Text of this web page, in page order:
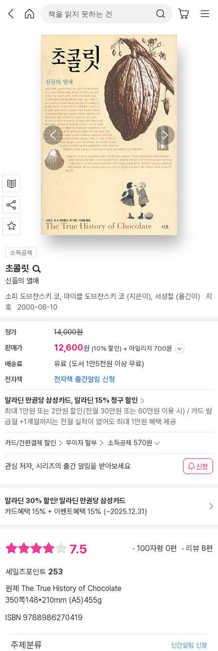
소득공제
초콜릿
신들의 열매
소피 도브잔스키 코, 마이클 도브잔스키 코 (지은이), 서성철 (옮긴이) 지
호 2000-06-10
정가 14,000원
판매가 12,600원 (10% 할인) + 마일리지 700원
배송료 유료 (도서 1만5천원 이상 무료)
전자책 전자책 출간알림 신청
알라딘 만권당 삼성카드, 알라딘 15% 청구 할인
최대 1만원 또는 2만원 할인(전월 30만원 또는 60만원 이용 시) / 카드 발
급월 +1개월까지는 전월 실적이 없어도 최대 1만원 혜택 제공
카드/간편결제 할인 무이자 할부 소득공제 570원
관심 저자, 시리즈의 출간 알림을 받아보세요 신청
알라딘 30% 할인! 알라딘 만권당 삼성카드
카드혜택 15% + 이벤트혜택 15% (~2025.12.31)
7.5 100자평 0편 리뷰 8편
세일즈포인트 253
원제 The True History of Chocolate
350쪽148*210mm (A5)455g
ISBN 9788986270419
주제분류 신간알림 신청